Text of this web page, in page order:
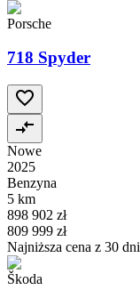
Porsche
718 Spyder
Nowe
2025
Benzyna
5 km
898 902 zł
809 999 zł
Najniższa cena z 30 dni
Škoda